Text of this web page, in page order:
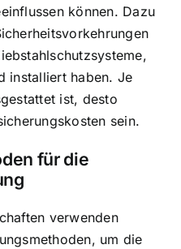
können. Dazu
installiert haben. Je
ist, desto
sein.
für die
verwenden
um die